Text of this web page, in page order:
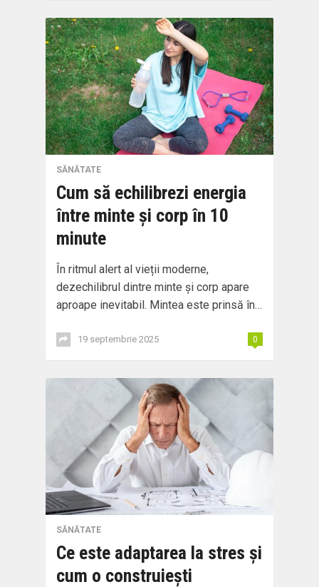
SĂNĂTATE
Cum să echilibrezi energia
între minte și corp în 10
minute
În ritmul alert al vieții moderne,
dezechilibrul dintre minte și corp apare
aproape inevitabil. Mintea este prinsă în…
19 septembrie 2025 0
SĂNĂTATE
Ce este adaptarea la stres și
cum o construiești